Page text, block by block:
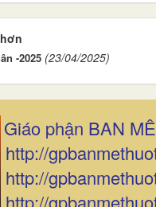
-2025 (23/04/2025)
Giáo phận BAN
http://
http://
http://